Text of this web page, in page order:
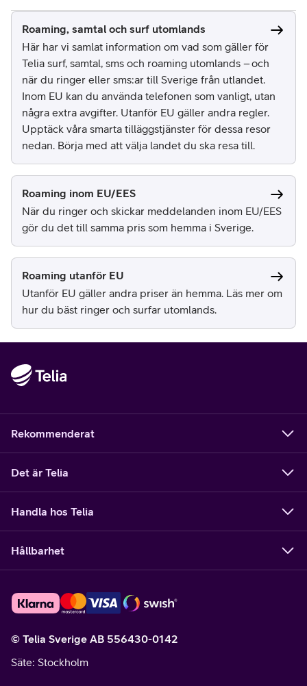
Roaming, samtal och surf utomlands
Här har vi samlat information om vad som gäller för
Telia surf, samtal, sms och roaming utomlands – och
när du ringer eller sms:ar till Sverige från utlandet.
Inom EU kan du använda telefonen som vanligt, utan
några extra avgifter. Utanför EU gäller andra regler.
Upptäck våra smarta tilläggstjänster för dessa resor
nedan. Börja med att välja landet du ska resa till.
Roaming inom EU/EES
När du ringer och skickar meddelanden inom EU/EES
gör du det till samma pris som hemma i Sverige.
Roaming utanför EU
Utanför EU gäller andra priser än hemma. Läs mer om
hur du bäst ringer och surfar utomlands.
Rekommenderat
Det är Telia
Handla hos Telia
Hållbarhet
© Telia Sverige AB 556430-0142
Säte: Stockholm